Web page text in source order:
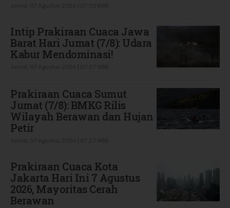
Intip Prakiraan Cuaca Jawa
Barat Hari Jumat (7/8): Udara
Kabur Mendominasi!
Prakiraan Cuaca Sumut
Jumat (7/8): BMKG Rilis
Wilayah Berawan dan Hujan
Petir
Prakiraan Cuaca Kota
Jakarta Hari Ini 7 Agustus
2026, Mayoritas Cerah
Berawan